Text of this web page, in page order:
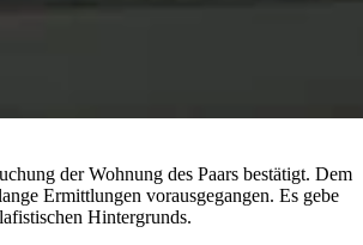
der Wohnung des Paars bestätigt. Dem
Ermittlungen vorausgegangen. Es gebe
Hintergrunds.